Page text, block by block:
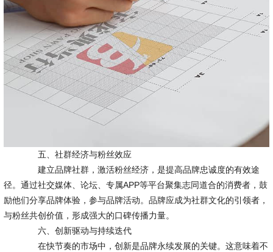
五、社群经济与粉丝效应
建立品牌社群，激活粉丝经济，是提高品牌忠诚度的有效途
径。通过社交媒体、论坛、专属APP等平台聚集志同道合的消费者，鼓
励他们分享品牌体验，参与品牌活动。品牌应成为社群文化的引领者，
与粉丝共创价值，形成强大的口碑传播力量。
六、创新驱动与持续迭代
在快节奏的市场中，创新是品牌永续发展的关键。这意味着不